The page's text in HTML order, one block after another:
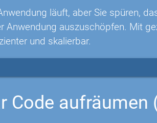
läuft, aber Sie spüren,
Anwendung auszuschöpfen. Mit
und skalierbar.
Code aufräumen